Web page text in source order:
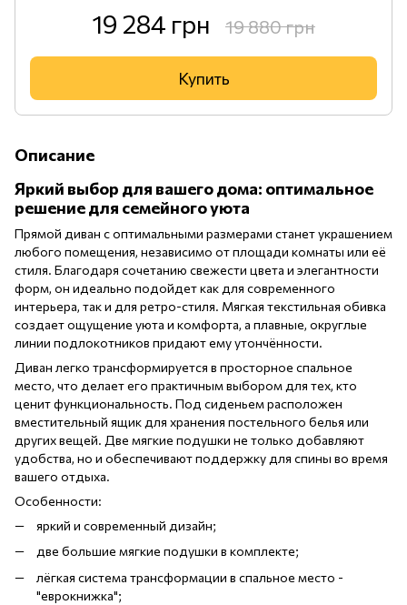
19 284 грн 19 880 грн
Купить
Описание
Яркий выбор для вашего дома: оптимальное
решение для семейного уюта
Прямой диван с оптимальными размерами станет украшением
любого помещения, независимо от площади комнаты или её
стиля. Благодаря сочетанию свежести цвета и элегантности
форм, он идеально подойдет как для современного
интерьера, так и для ретро-стиля. Мягкая текстильная обивка
создает ощущение уюта и комфорта, а плавные, округлые
линии подлокотников придают ему утончённости.
Диван легко трансформируется в просторное спальное
место, что делает его практичным выбором для тех, кто
ценит функциональность. Под сиденьем расположен
вместительный ящик для хранения постельного белья или
других вещей. Две мягкие подушки не только добавляют
удобства, но и обеспечивают поддержку для спины во время
вашего отдыха.
Особенности:
яркий и современный дизайн;
две большие мягкие подушки в комплекте;
лёгкая система трансформации в спальное место -
"еврокнижка";